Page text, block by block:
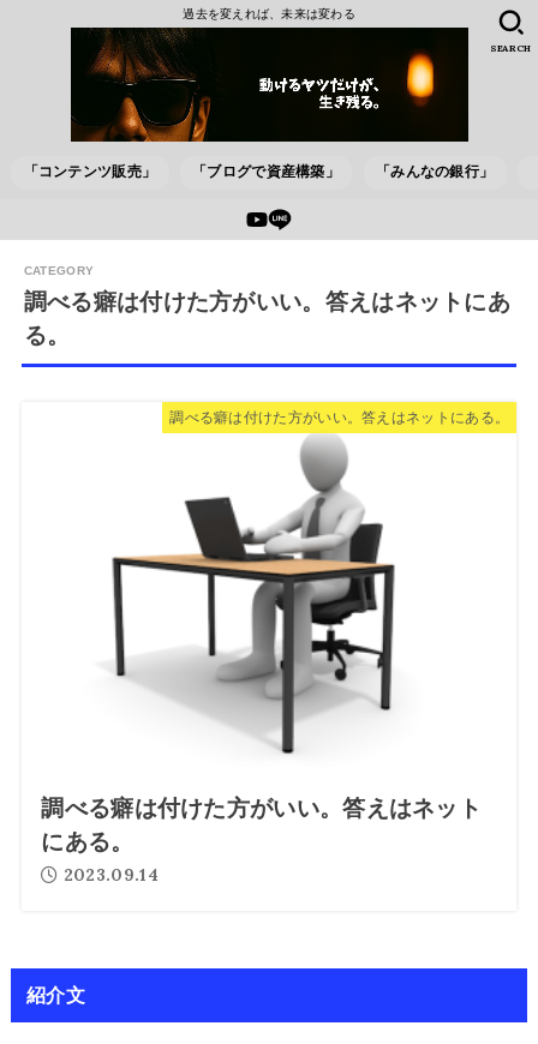
過去を変えれば、未来は変わる
「コンテンツ販売」 「ブログで資産構築」 「みんなの銀行」
SEARCH
調べる癖は付けた方がいい。答えはネットにあ
る。
調べる癖は付けた方がいい。答えはネットにある。
調べる癖は付けた方がいい。答えはネット
にある。
2023.09.14
紹介文